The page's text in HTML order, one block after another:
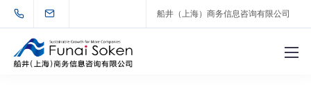
船井（上海）商务信息咨询有限公司